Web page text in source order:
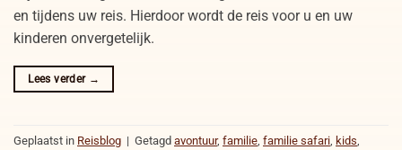
en tijdens uw reis. Hierdoor wordt de reis voor u en uw
kinderen onvergetelijk.
Lees verder →
Geplaatst in Reisblog | Getagd avontuur, familie familie safari kids